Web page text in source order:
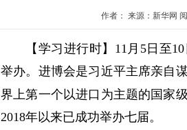
作者： 来源：新华网
【学习进行时】11月5日至10
举办。进博会是习近平主席亲自
界上第一个以进口为主题的国家
2018年以来已成功举办七届。